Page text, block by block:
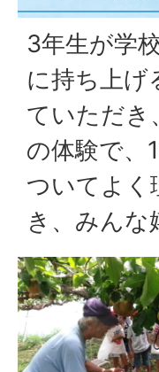
3年生が学
に持ち上げ
ていただき
の体験で、
ついてよく
き、みん